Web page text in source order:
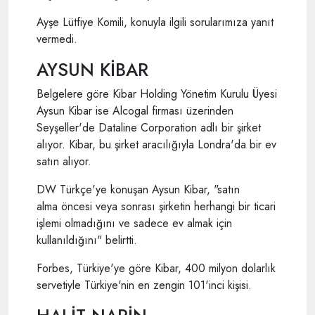
Ayşe Lütfiye Komili, konuyla ilgili sorularımıza yanıt
vermedi.
AYSUN KİBAR
Belgelere göre Kibar Holding Yönetim Kurulu Üyesi
Aysun Kibar ise Alcogal firması üzerinden
Seyşeller'de Dataline Corporation adlı bir şirket
alıyor. Kibar, bu şirket aracılığıyla Londra'da bir ev
satın alıyor.
DW Türkçe'ye konuşan Aysun Kibar, "satın
alma öncesi veya sonrası şirketin herhangi bir ticari
işlemi olmadığını ve sadece ev almak için
kullanıldığını" belirtti.
Forbes, Türkiye'ye göre Kibar, 400 milyon dolarlık
servetiyle Türkiye'nin en zengin 101'inci kişisi.